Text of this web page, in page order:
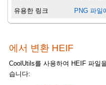
유용한 링크 PNG 파일
에서 변환 HEIF
CoolUtils를 사용하여 HEIF 파일
습니다: